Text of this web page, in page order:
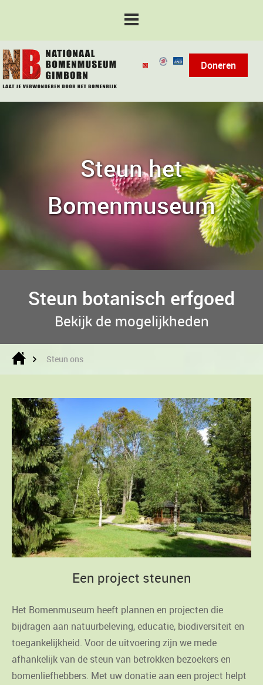
Doneren
Steun het
Bomenmuseum
Steun botanisch erfgoed
Bekijk de mogelijkheden
Steun ons
Een project steunen
Het Bomenmuseum heeft plannen en projecten die
bijdragen aan natuurbeleving, educatie, biodiversiteit en
toegankelijkheid. Voor de uitvoering zijn we mede
afhankelijk van de steun van betrokken bezoekers en
bomenliefhebbers. Met uw donatie aan een project helpt